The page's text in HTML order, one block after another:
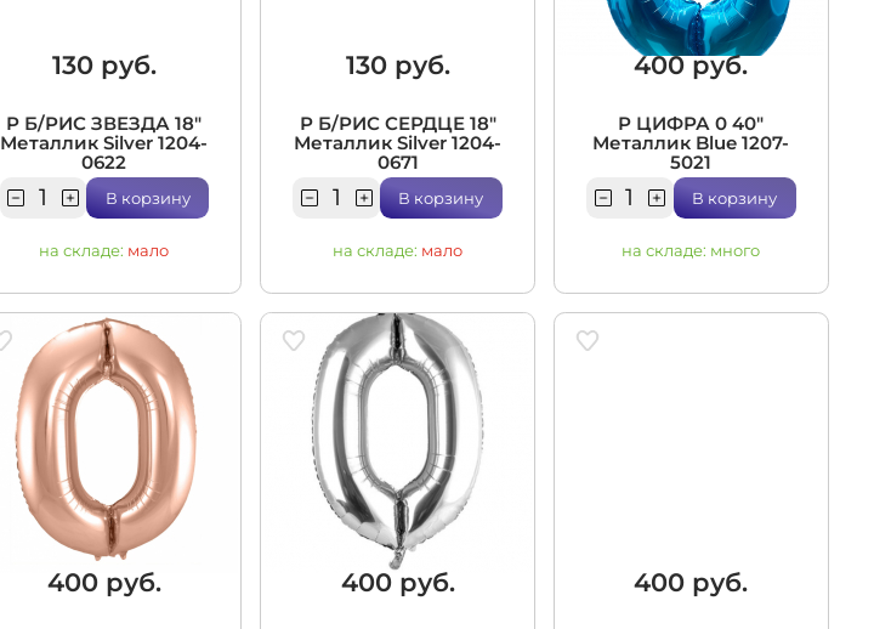
130 руб.
Р Б/РИС ЗВЕЗДА 18"
Металлик Silver 1204-
0622
В корзину
на складе: мало
130 руб.
Р Б/РИС СЕРДЦЕ 18"
Металлик Silver 1204-
0671
В корзину
на складе: мало
400 руб.
Р ЦИФРА 0 40"
Металлик Blue 1207-
5021
В корзину
на складе: много
400 руб. 400 руб. 400 руб.